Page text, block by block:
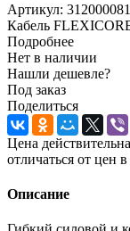
Артикул:
Кабель
Подробнее
Нет в наличии
Нашли дешевле?
Под заказ
Поделиться
Цена
отличаться от цен
Описание